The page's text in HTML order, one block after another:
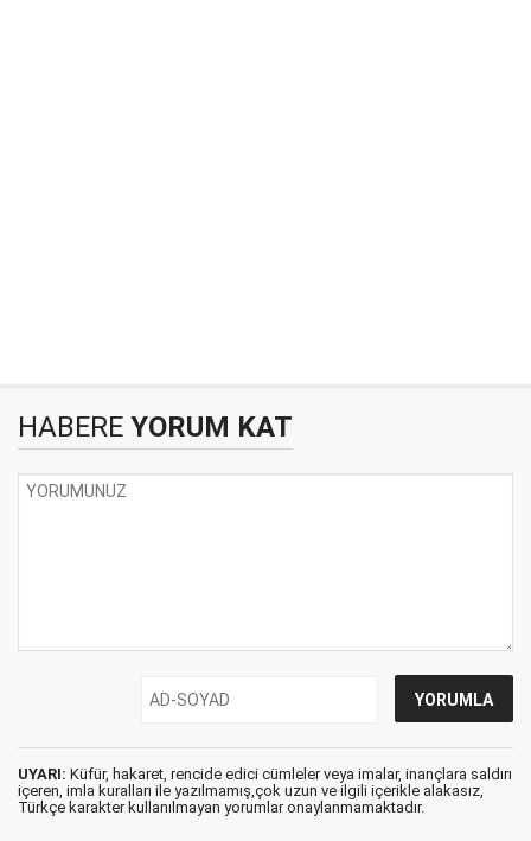
HABERE YORUM KAT
UYARI: Küfür, hakaret, rencide edici cümleler veya imalar, inançlara saldırı
içeren, imla kuralları ile yazılmamış,çok uzun ve ilgili içerikle alakasız,
Türkçe karakter kullanılmayan yorumlar onaylanmamaktadır.